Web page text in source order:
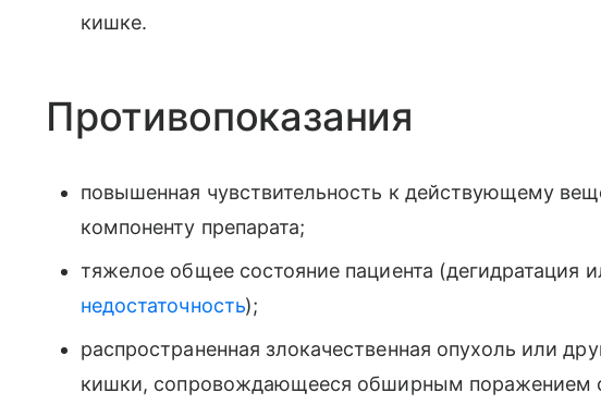
кишке.
Противопоказания
повышенная чувствительность к действующему
компоненту препарата;
тяжелое общее состояние пациента (дегидратация
недостаточность);
распространенная злокачественная опухоль или
кишки, сопровождающееся обширным поражением